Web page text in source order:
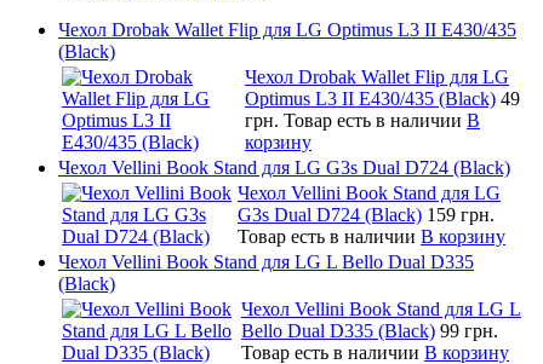
Чехол Drobak Wallet Flip для LG Optimus L3 II E430/435
(Black)
Чехол Drobak Wallet Flip для LG
Optimus L3 II E430/435 (Black) 49
грн. Товар есть в наличии В
корзину
Чехол Vellini Book Stand для LG G3s Dual D724 (Black)
Чехол Vellini Book Stand для LG
G3s Dual D724 (Black) 159 грн.
Товар есть в наличии В корзину
Чехол Vellini Book Stand для LG L Bello Dual D335
(Black)
Чехол Vellini Book Stand для LG L
Bello Dual D335 (Black) 99 грн.
Товар есть в наличии В корзину